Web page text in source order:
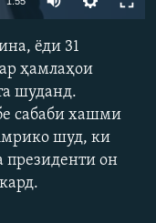
480p
480p
1080p
ёди 31
ҳамлаҳои
шуданд.
сабаби хашми
шуд, ки
президенти он